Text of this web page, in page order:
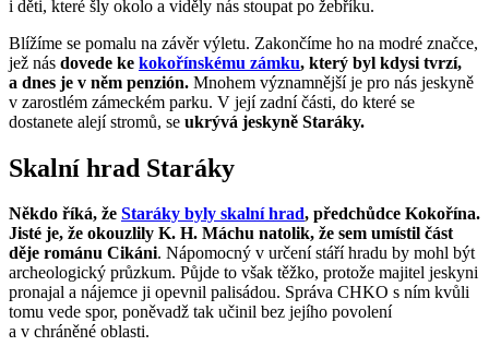
i děti, které šly okolo a viděly nás stoupat po žebříku.
Blížíme se pomalu na závěr výletu. Zakončíme ho na modré značce,
jež nás dovede ke kokořínskému zámku, který byl kdysi tvrzí,
a dnes je v něm penzión. Mnohem významnější je pro nás jeskyně
v zarostlém zámeckém parku. V její zadní části, do které se
dostanete alejí stromů, se ukrývá jeskyně Staráky.
Skalní hrad Staráky
Někdo říká, že Staráky byly skalní hrad, předchůdce Kokořína.
Jisté je, že okouzlily K. H. Máchu natolik, že sem umístil část
děje románu Cikáni. Nápomocný v určení stáří hradu by mohl být
archeologický průzkum. Půjde to však těžko, protože majitel jeskyni
pronajal a nájemce ji opevnil palisádou. Správa CHKO s ním kvůli
tomu vede spor, poněvadž tak učinil bez jejího povolení
a v chráněné oblasti.